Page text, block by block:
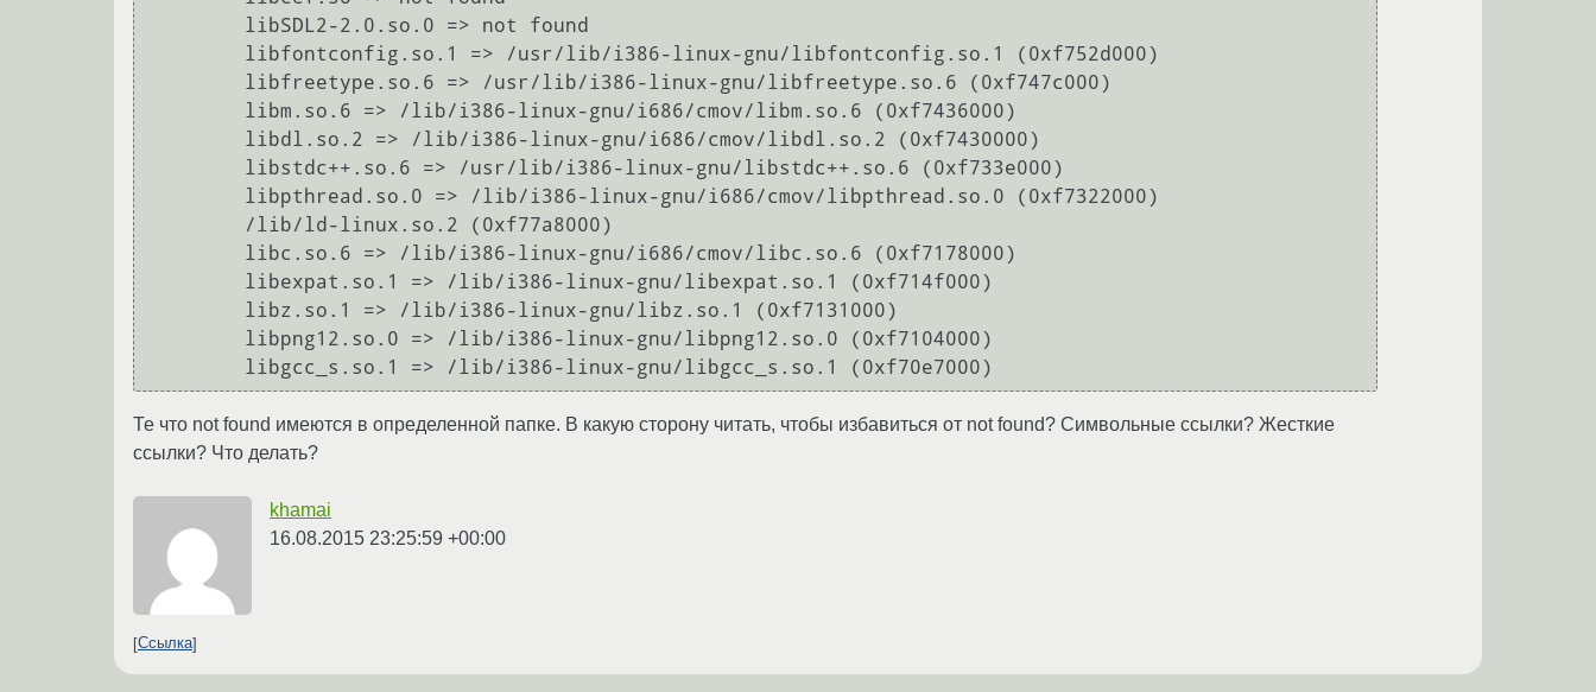
	libgcc_s.so.1 => /lib/i386-linux-gnu/libgcc_s.so.1 (0xf70e7000)
Те что not found имеются в определенной папке. В какую сторону читать, чтобы избавиться от not found? Символьные ссылки? Жесткие
ссылки? Что делать?
khamai
16.08.2015 23:25:59 +00:00
Ссылка